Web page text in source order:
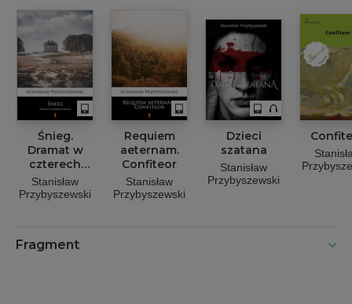
Śnieg.
Dramat w
czterech
aktach
Stanisław
Przybyszewski
Requiem
aeternam.
Confiteor
Stanisław
Przybyszewski
Dzieci
szatana
Stanisław
Przybyszewski
Fragment